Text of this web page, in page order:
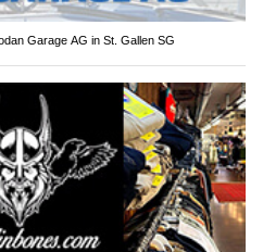
Garage AG in St. Gallen SG